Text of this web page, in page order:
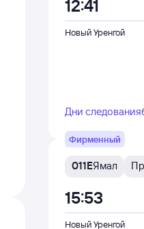
Новый Уренгой
12:41
Дни следования
Фирменный
011ЕЯмал
Новый Уренгой
15:53